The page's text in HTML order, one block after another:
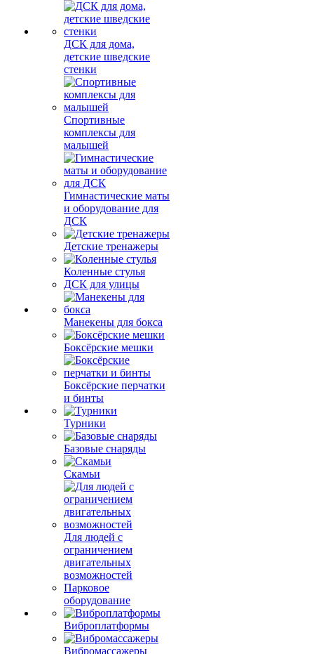
ДСК для дома,
детские шведские
стенки
Спортивные
комплексы для
малышей
Гимнастические маты
и оборудование для
ДСК
Детские тренажеры
Коленные стулья
ДСК для улицы
Манекены для бокса
Боксёрские мешки
Боксёрские перчатки
и бинты
Турники
Базовые снаряды
Скамьи
Для людей с
ограничением
двигательных
возможностей
Парковое
оборудование
Виброплатформы
Вибромассажеры